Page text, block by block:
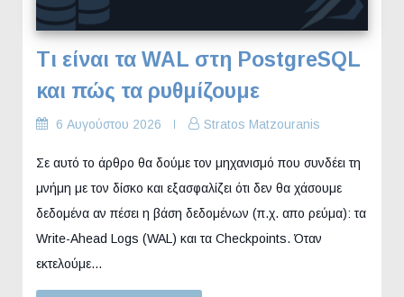
Τι είναι τα WAL στη PostgreSQL
και πώς τα ρυθμίζουμε
6 Αυγούστου 2026 Stratos Matzouranis
Σε αυτό το άρθρο θα δούμε τον μηχανισμό που συνδέει τη
μνήμη με τον δίσκο και εξασφαλίζει ότι δεν θα χάσουμε
δεδομένα αν πέσει η βάση δεδομένων (π.χ. απο ρεύμα): τα
Write-Ahead Logs (WAL) και τα Checkpoints. Όταν
εκτελούμε…